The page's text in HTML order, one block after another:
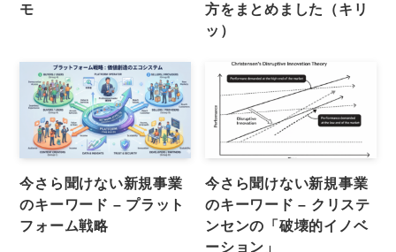
モ
方をまとめました（キリ
ッ）
今さら聞けない新規事業
のキーワード – プラット
フォーム戦略
今さら聞けない新規事業
のキーワード – クリステ
ンセンの「破壊的イノベ
ーション」